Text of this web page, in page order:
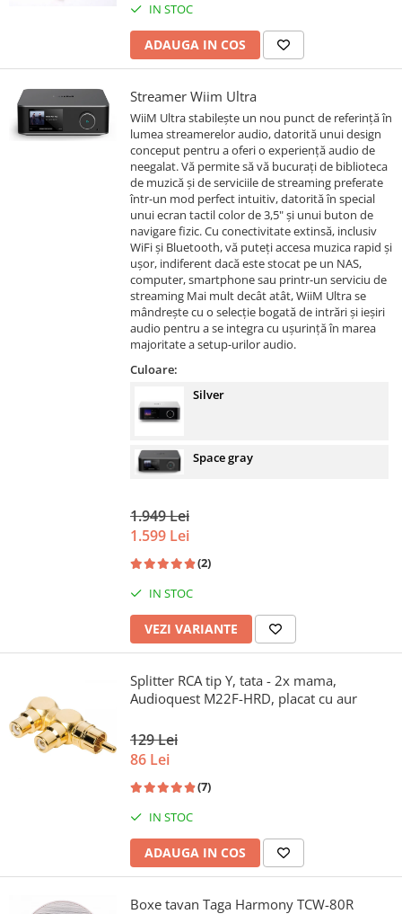
IN STOC
ADAUGA IN COS
Streamer Wiim Ultra
WiiM Ultra stabilește un nou punct de referință în
lumea streamerelor audio, datorită unui design
conceput pentru a oferi o experiență audio de
neegalat. Vă permite să vă bucurați de biblioteca
de muzică și de serviciile de streaming preferate
într-un mod perfect intuitiv, datorită în special
unui ecran tactil color de 3,5" și unui buton de
navigare fizic. Cu conectivitate extinsă, inclusiv
WiFi și Bluetooth, vă puteți accesa muzica rapid și
ușor, indiferent dacă este stocat pe un NAS,
computer, smartphone sau printr-un serviciu de
streaming Mai mult decât atât, WiiM Ultra se
mândrește cu o selecție bogată de intrări și ieșiri
audio pentru a se integra cu ușurință în marea
majoritate a setup-urilor audio.
Culoare:
Silver
Space gray
1.949 Lei
1.599 Lei
(2)
IN STOC
VEZI VARIANTE
Splitter RCA tip Y, tata - 2x mama,
Audioquest M22F-HRD, placat cu aur
129 Lei
86 Lei
(7)
IN STOC
ADAUGA IN COS
Boxe tavan Taga Harmony TCW-80R